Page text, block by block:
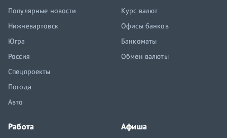
Популярные новости
Нижневартовск
Югра
Россия
Спецпроекты
Погода
Авто
Курс валют
Офисы банков
Банкоматы
Обмен валюты
Работа Афиша